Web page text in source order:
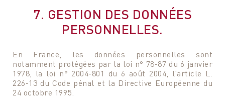
7. GESTION DES DONNÉES
PERSONNELLES.
En France, les données personnelles sont
notamment protégées par la loi n° 78-87 du 6 janvier
1978, la loi n° 2004-801 du 6 août 2004, l’article L.
226-13 du Code pénal et la Directive Européenne du
24 octobre 1995.
Votre n° de téléphone
Votre nom
Votre n° de téléphone